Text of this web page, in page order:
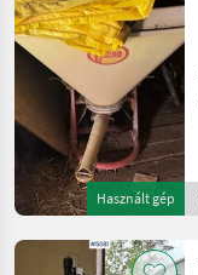
Használt gép